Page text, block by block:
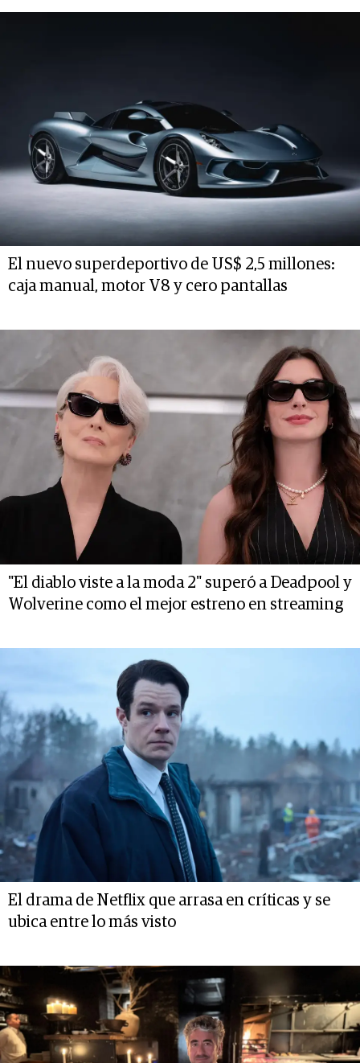
El nuevo superdeportivo de US$ 2,5 millones:
caja manual, motor V8 y cero pantallas
"El diablo viste a la moda 2" superó a Deadpool y
Wolverine como el mejor estreno en streaming
El drama de Netflix que arrasa en críticas y se
ubica entre lo más visto